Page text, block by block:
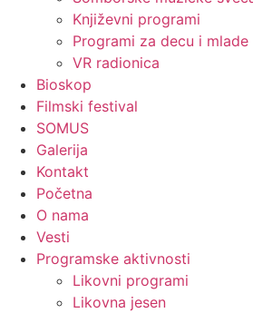
Književni programi
Programi za decu i mlade
VR radionica
Bioskop
Filmski festival
SOMUS
Galerija
Kontakt
Početna
O nama
Vesti
Programske aktivnosti
Likovni programi
Likovna jesen